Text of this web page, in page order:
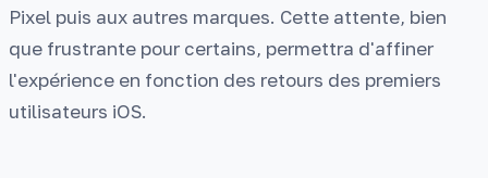
Pixel puis aux autres marques. Cette attente, bien
que frustrante pour certains, permettra d'affiner
l'expérience en fonction des retours des premiers
utilisateurs iOS.